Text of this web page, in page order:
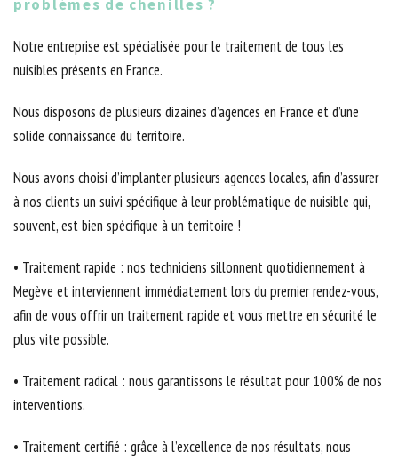
problèmes de chenilles ?
Notre entreprise est spécialisée pour le traitement de tous les
nuisibles présents en France.
Nous disposons de plusieurs dizaines d’agences en France et d’une
solide connaissance du territoire.
Nous avons choisi d’implanter plusieurs agences locales, afin d’assurer
à nos clients un suivi spécifique à leur problématique de nuisible qui,
souvent, est bien spécifique à un territoire !
• Traitement rapide : nos techniciens sillonnent quotidiennement à
Megève et interviennent immédiatement lors du premier rendez-vous,
afin de vous offrir un traitement rapide et vous mettre en sécurité le
plus vite possible.
• Traitement radical : nous garantissons le résultat pour 100% de nos
interventions.
• Traitement certifié : grâce à l’excellence de nos résultats, nous